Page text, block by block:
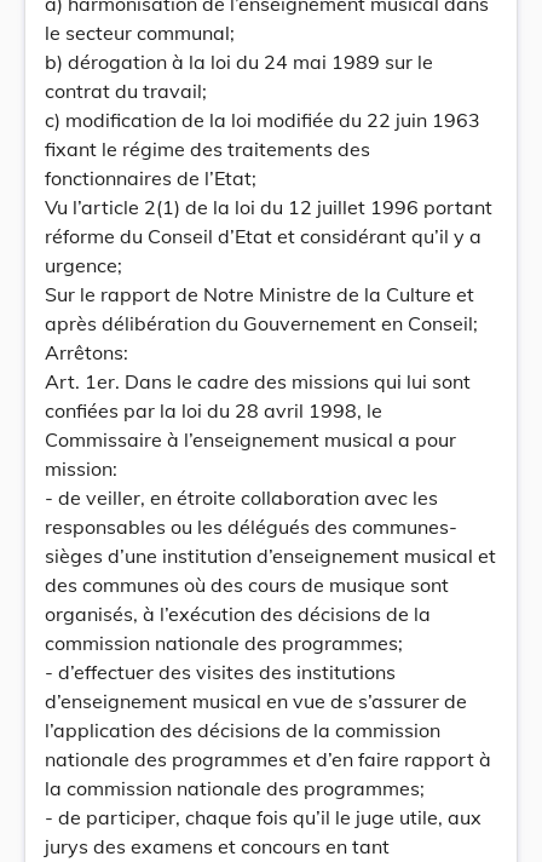
le secteur communal;
b) dérogation à la loi du 24 mai 1989 sur le
contrat du travail;
c) modification de la loi modifiée du 22 juin 1963
fixant le régime des traitements des
fonctionnaires de l’Etat;
Vu l’article 2(1) de la loi du 12 juillet 1996 portant
réforme du Conseil d’Etat et considérant qu’il y a
urgence;
Sur le rapport de Notre Ministre de la Culture et
après délibération du Gouvernement en Conseil;
Arrêtons:
Art. 1er. Dans le cadre des missions qui lui sont
confiées par la loi du 28 avril 1998, le
Commissaire à l’enseignement musical a pour
mission:
- de veiller, en étroite collaboration avec les
responsables ou les délégués des communes-
sièges d’une institution d’enseignement musical et
des communes où des cours de musique sont
organisés, à l’exécution des décisions de la
commission nationale des programmes;
- d’effectuer des visites des institutions
d’enseignement musical en vue de s’assurer de
l’application des décisions de la commission
nationale des programmes et d’en faire rapport à
la commission nationale des programmes;
- de participer, chaque fois qu’il le juge utile, aux
jurys des examens et concours en tant